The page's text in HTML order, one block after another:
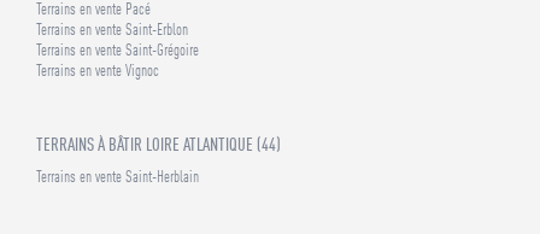
Terrains en vente Pacé
Terrains en vente Saint-Erblon
Terrains en vente Saint-Grégoire
Terrains en vente Vignoc
TERRAINS À BÂTIR LOIRE ATLANTIQUE (44)
Terrains en vente Saint-Herblain